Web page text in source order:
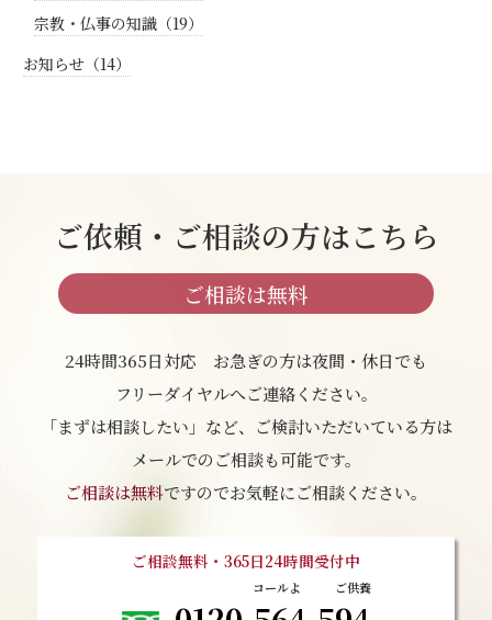
宗教・仏事の知識（19）
お知らせ（14）
ご依頼・ご相談の方はこちら
ご相談は無料
24時間365日対応 お急ぎの方は夜間・休日でも
フリーダイヤルへご連絡ください。
「まずは相談したい」など、ご検討いただいている方は
メールでのご相談も可能です。
ご相談は無料ですのでお気軽にご相談ください。
ご相談無料・365日24時間受付中